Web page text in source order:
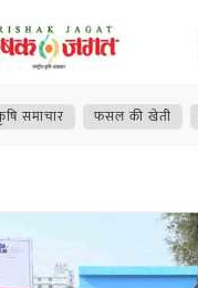
समाचार फसल की खेती